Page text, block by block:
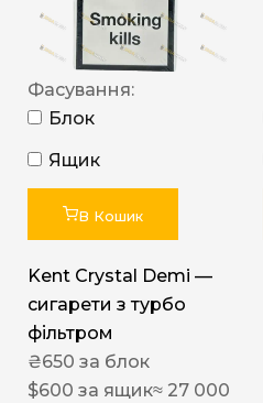
Фасування:
Блок
Ящик
В Кошик
Kent Crystal Demi —
сигарети з турбо
фільтром
₴650 за блок
$600 за ящик≈ 27 000